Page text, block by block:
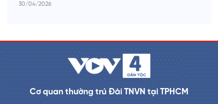
30/04/2026
Cơ quan thường trú Đài TNVN tại TPHCM